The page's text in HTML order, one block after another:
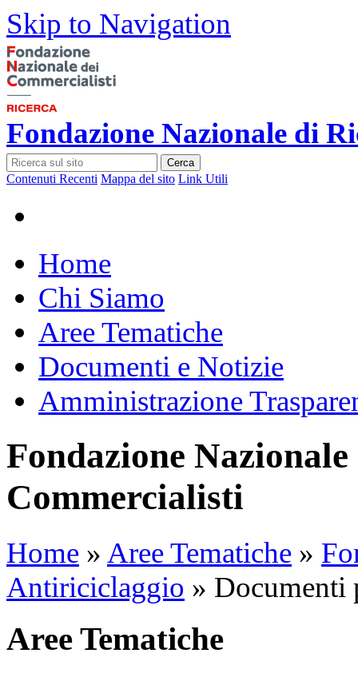
Skip to Navigation
Fondazione Nazionale di
Cerca
Contenuti Recenti Mappa del sito Link Utili
Home
Chi Siamo
Aree Tematiche
Documenti e Notizie
Amministrazione
Fondazione
Commercialisti
Home » Aree Tematiche »
Antiriciclaggio » Documenti
Aree Tematiche